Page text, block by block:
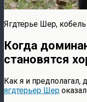
Ягдтерье Шер,
Когда
становятся
Как я и предполагал,
ягдтерьер Шер